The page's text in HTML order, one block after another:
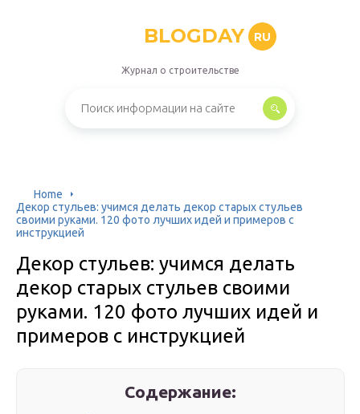
BLOGDAY RU
Журнал о строительстве
Home
Декор стульев: учимся делать декор старых стульев
своими руками. 120 фото лучших идей и примеров с
инструкцией
Декор стульев: учимся делать
декор старых стульев своими
руками. 120 фото лучших идей и
примеров с инструкцией
Содержание: